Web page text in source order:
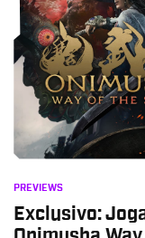
PREVIEWS
Exclusivo: